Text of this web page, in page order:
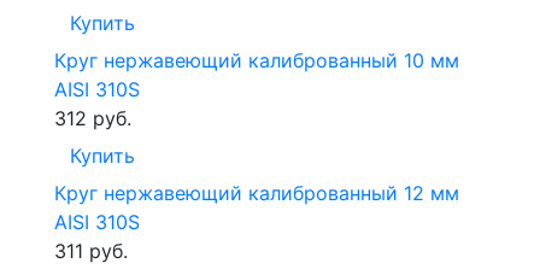
Купить
Круг нержавеющий калиброванный 10 мм
AISI 310S
312 руб.
Купить
Круг нержавеющий калиброванный 12 мм
AISI 310S
311 руб.